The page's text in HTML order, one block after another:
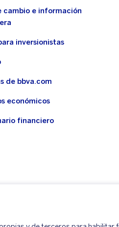
cambio e información
inversionistas
de bbva.com
económicos
financiero